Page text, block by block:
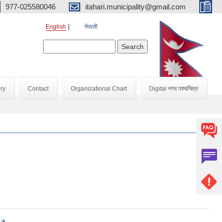
977-025580046 itahari.municipality@gmail.com
English नेपाली
Contact Organizational Chart Digital नगर पश्चचित्र